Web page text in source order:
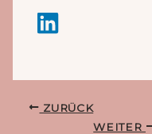
ZURÜCK
WEITER